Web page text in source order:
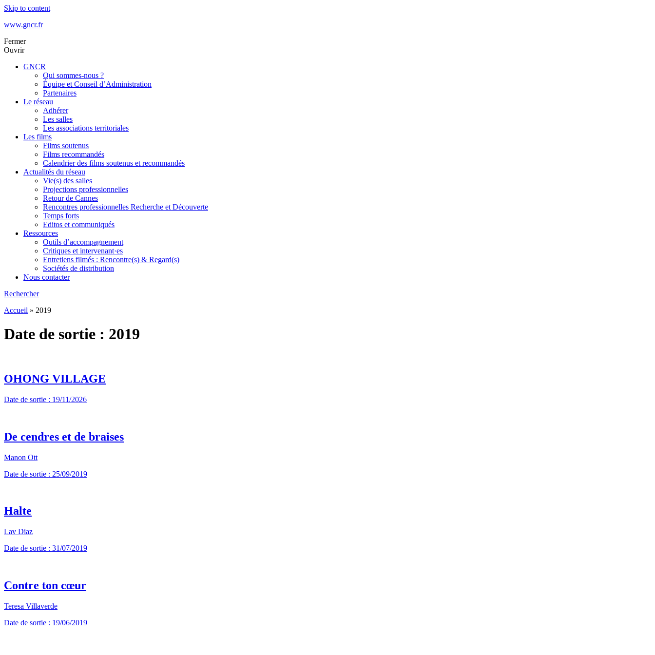
Skip to content
www.gncr.fr
Fermer
Ouvrir
GNCR
Qui sommes-nous ?
Équipe et Conseil d’Administration
Partenaires
Le réseau
Adhérer
Les salles
Les associations territoriales
Les films
Films soutenus
Films recommandés
Calendrier des films soutenus et recommandés
Actualités du réseau
Vie(s) des salles
Projections professionnelles
Retour de Cannes
Rencontres professionnelles Recherche et Découverte
Temps forts
Editos et communiqués
Ressources
Outils d’accompagnement
Critiques et intervenant·es
Entretiens filmés : Rencontre(s) & Regard(s)
Sociétés de distribution
Nous contacter
Rechercher
Accueil » 2019
Date de sortie : 2019
OHONG VILLAGE
Date de sortie : 19/11/2026
De cendres et de braises
Manon Ott
Date de sortie : 25/09/2019
Halte
Lav Diaz
Date de sortie : 31/07/2019
Contre ton cœur
Teresa Villaverde
Date de sortie : 19/06/2019